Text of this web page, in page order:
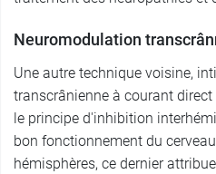
Neuromodulation
Une autre technique voisine,
transcrânienne à courant direct
le principe d'inhibition
bon fonctionnement du
hémisphères, ce dernier